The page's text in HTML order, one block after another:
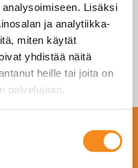
Lisäksi
ja analytiikka-
miten käytät
yhdistää näitä
heille tai joita on
palvelujaan.
1t purkkiantureita,
ja vaakapääte.
AC ja DC
Käyttöjännite
Ota yhteyttä